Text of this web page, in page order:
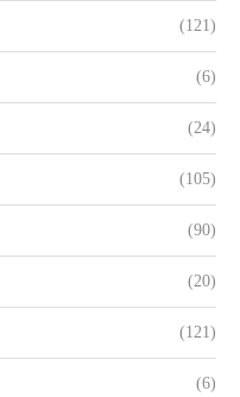
(121)
(6)
(24)
(105)
(90)
(20)
(121)
(6)